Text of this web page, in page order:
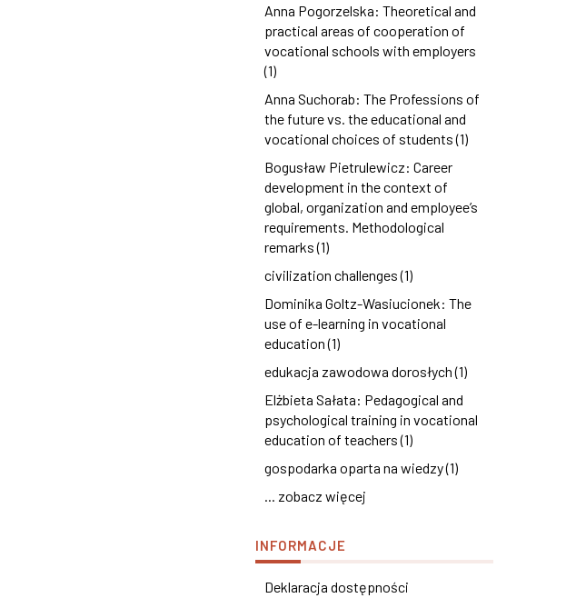
Anna Pogorzelska: Theoretical and
practical areas of cooperation of
vocational schools with employers
(1)
Anna Suchorab: The Professions of
the future vs. the educational and
vocational choices of students (1)
Bogusław Pietrulewicz: Career
development in the context of
global, organization and employee’s
requirements. Methodological
remarks (1)
civilization challenges (1)
Dominika Goltz-Wasiucionek: The
use of e-learning in vocational
education (1)
edukacja zawodowa dorosłych (1)
Elżbieta Sałata: Pedagogical and
psychological training in vocational
education of teachers (1)
gospodarka oparta na wiedzy (1)
... zobacz więcej
INFORMACJE
Deklaracja dostępności